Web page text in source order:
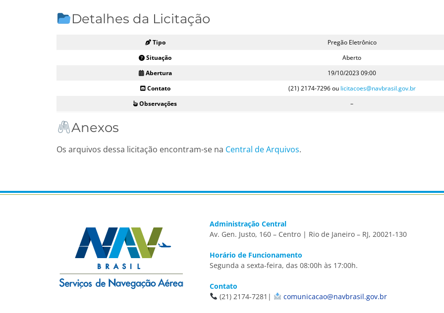
Detalhes da Licitação
Tipo
Pregão Eletrônico
Situação
Aberto
Abertura
19/10/2023 09:00
Contato
(21) 2174-7296 ou licitacoes@navbrasil.gov.br
Observações
–
Anexos
Os arquivos dessa licitação encontram-se na Central de Arquivos.
Administração Central
Av. Gen. Justo, 160 – Centro | Rio de Janeiro – RJ, 20021-130
Horário de Funcionamento
Segunda a sexta-feira, das 08:00h às 17:00h.
Contato
(21) 2174-7281|
comunicacao@navbrasil.gov.br